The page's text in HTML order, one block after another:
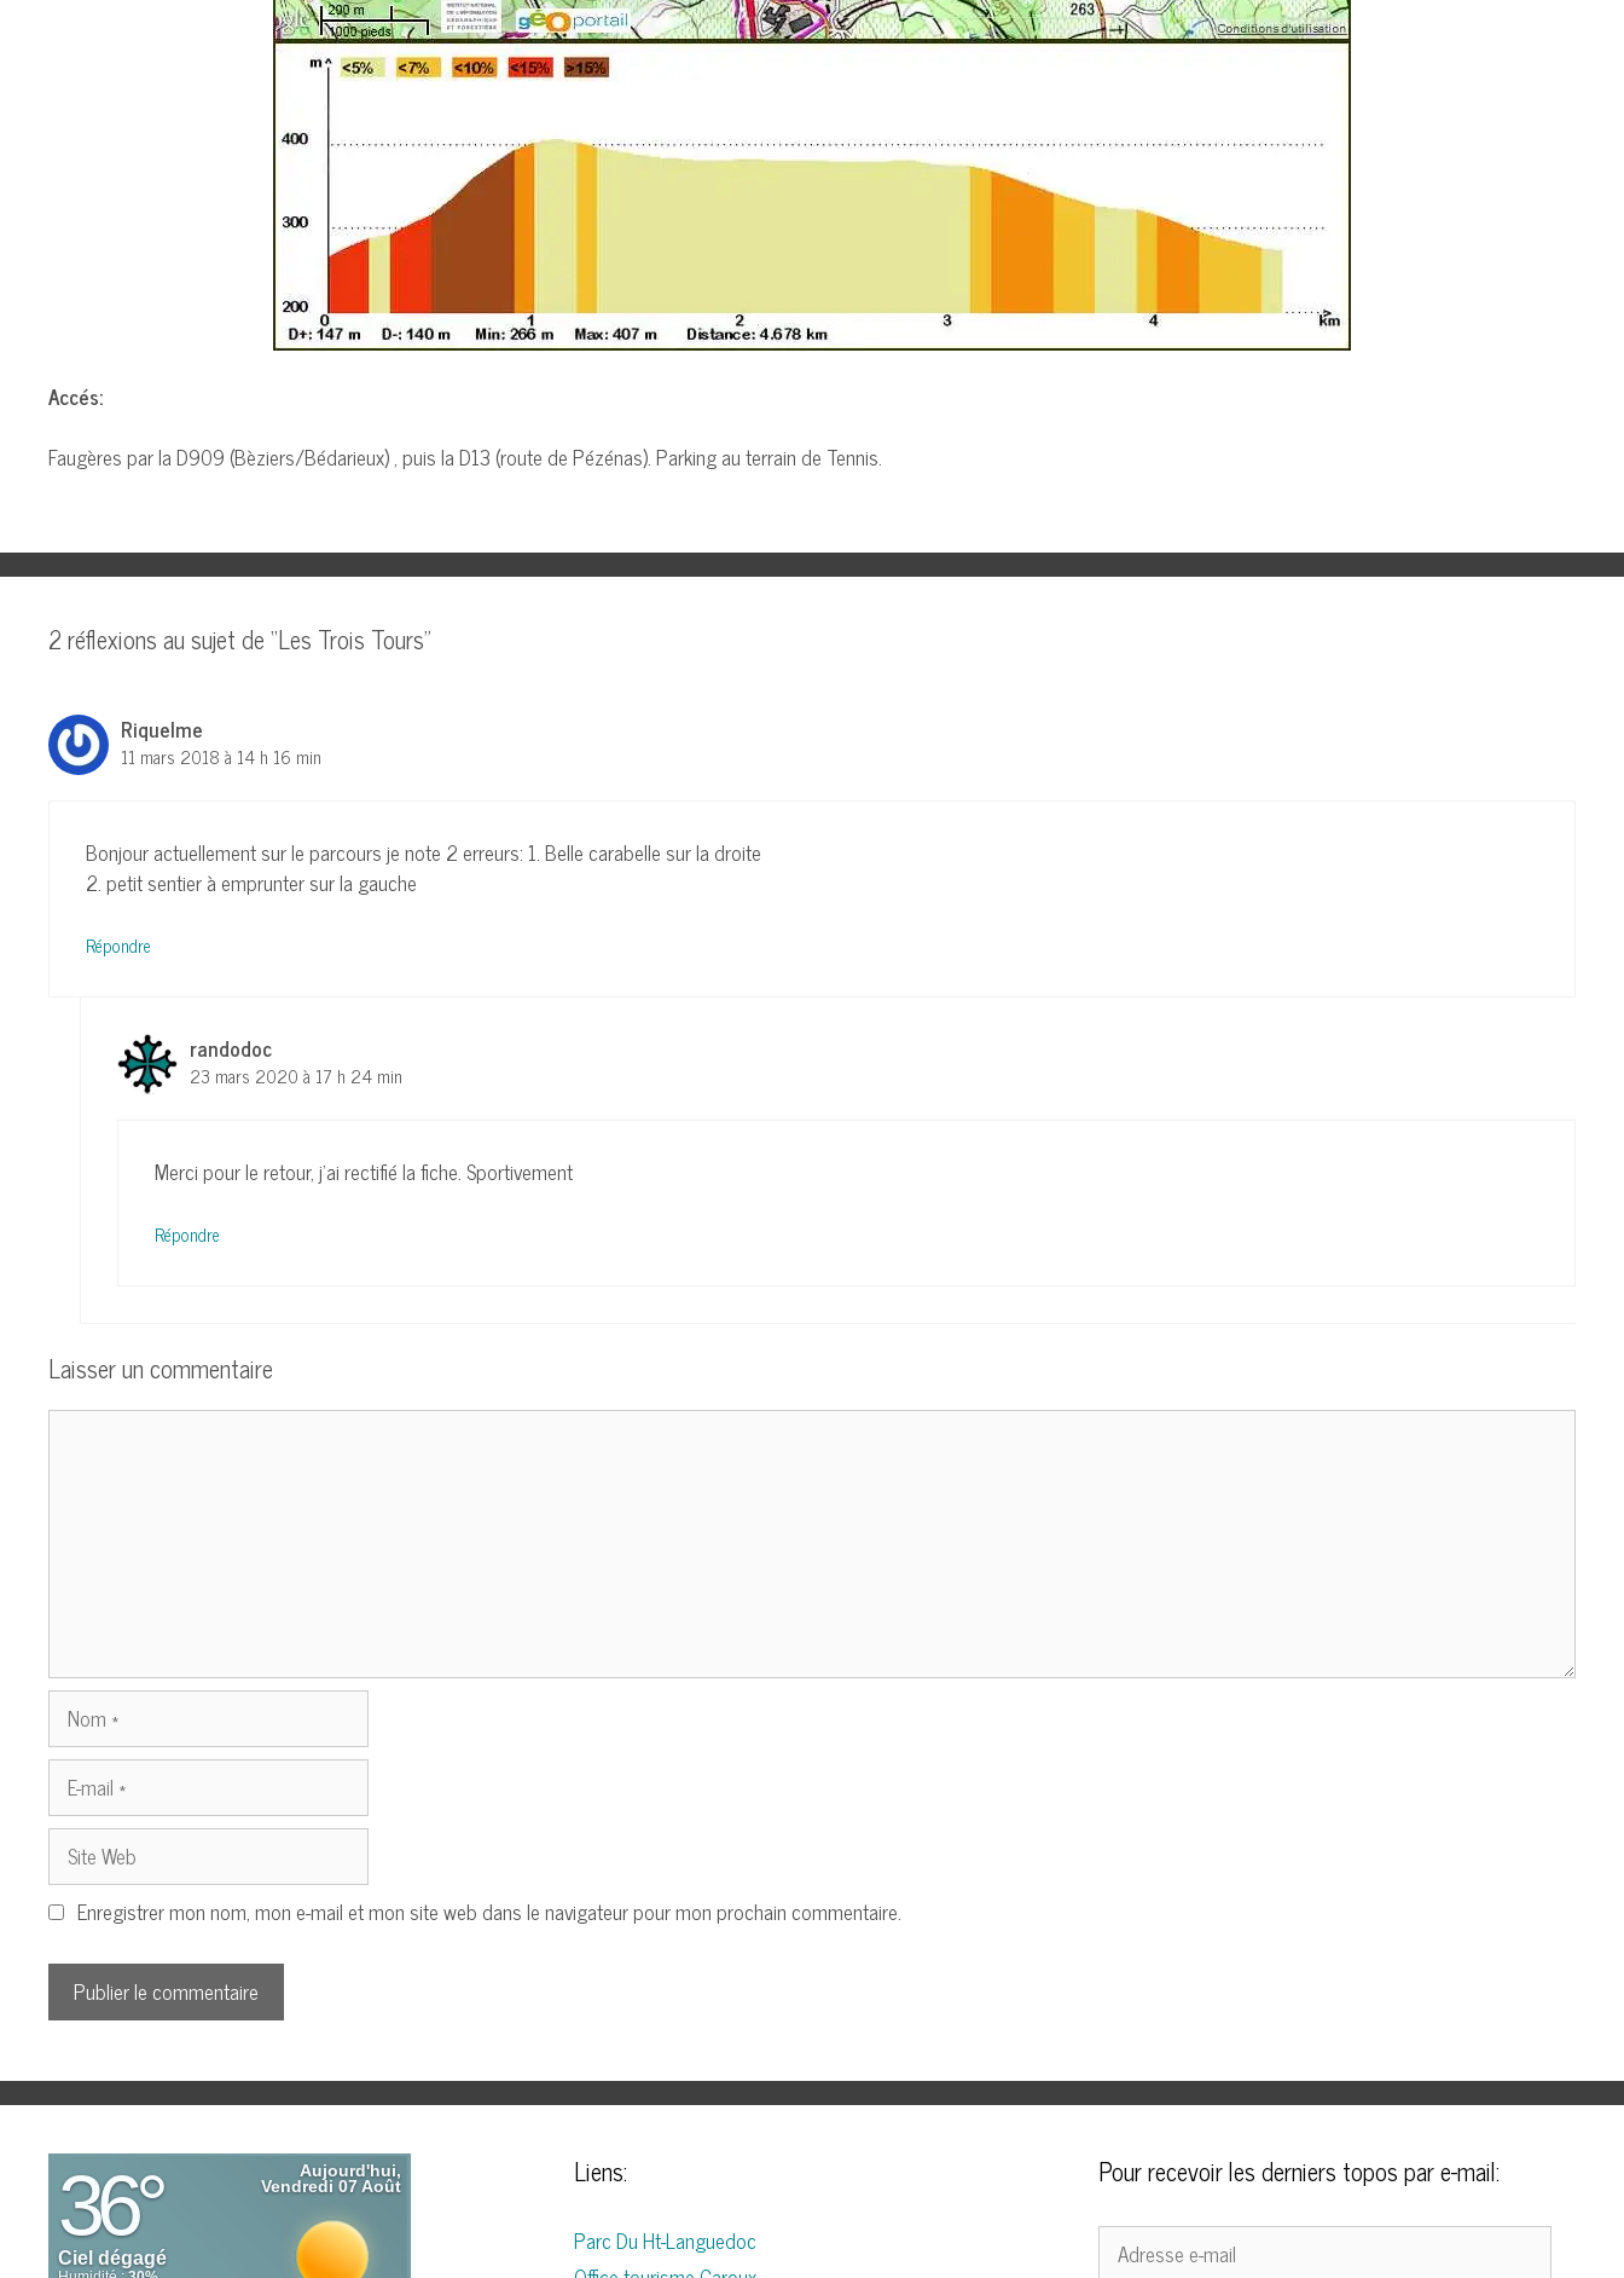
Accés:
Faugères par la D909 (Bèziers/Bédarieux) , puis la D13 (route de Pézénas). Parking au terrain de Tennis.
2 réflexions au sujet de “Les Trois Tours”
Riquelme
11 mars 2018 à 14 h 16 min
Bonjour actuellement sur le parcours je note 2 erreurs: 1. Belle carabelle sur la droite
2. petit sentier à emprunter sur la gauche
Répondre
randodoc
23 mars 2020 à 17 h 24 min
Merci pour le retour, j’ai rectifié la fiche. Sportivement
Répondre
Laisser un commentaire
Nom
mail
Site
Web
Enregistrer mon nom, mon e-mail et mon site web dans le navigateur pour mon prochain commentaire.
Liens:
Parc Du Ht-Languedoc
Pour recevoir les derniers topos par e-mail:
Adresse